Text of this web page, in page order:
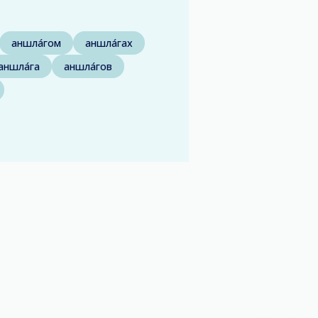
аншла́гом
аншла́гах
аншла́гов